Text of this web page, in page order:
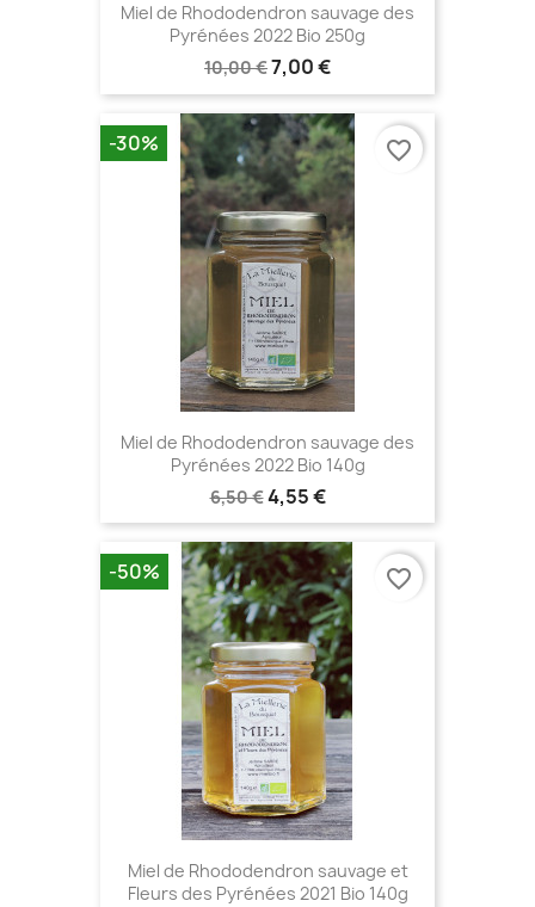
Miel de Rhododendron sauvage des
Pyrénées 2022 Bio 250g
10,00 €7,00 €
Miel de Rhododendron sauvage des
Pyrénées 2022 Bio 140g
6,50 €4,55 €
-30% favorite_border
Miel de Rhododendron sauvage et
Fleurs des Pyrénées 2021 Bio 140g
-50% favorite_border